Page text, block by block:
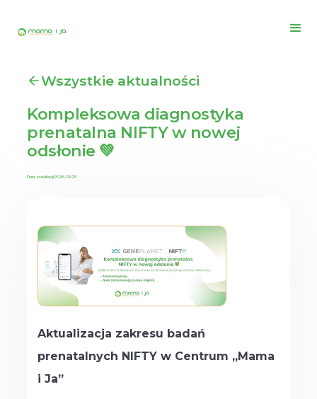
Wszystkie aktualności
Kompleksowa diagnostyka
prenatalna NIFTY w nowej
odsłonie 💚
Data publikacji:2026-02-25
Aktualizacja zakresu badań
prenatalnych NIFTY w Centrum „Mama
i Ja”